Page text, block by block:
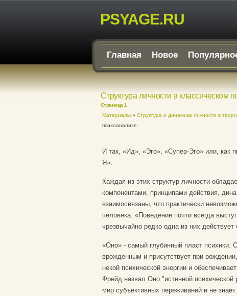
PSYAGE.RU
Главная Новое
Структура личности в классическом
Страница 1
Материалы» Структура и динамика личности в
психоанализе
И так, «Ид», «Эго», «Супер-Эго» или, как
Я».
Каждая из этих структур личности
компонентами, принципами действия,
взаимосвязаны, что практически
человека. «Поведение почти всегда
чрезвычайно редко одна из них действует
«Оно» - самый глубинный пласт психики.
врожденным и присутствует при
некой психической энергии и
Фрейд назвал Оно "истинной психической
мир субъективных переживаний и не